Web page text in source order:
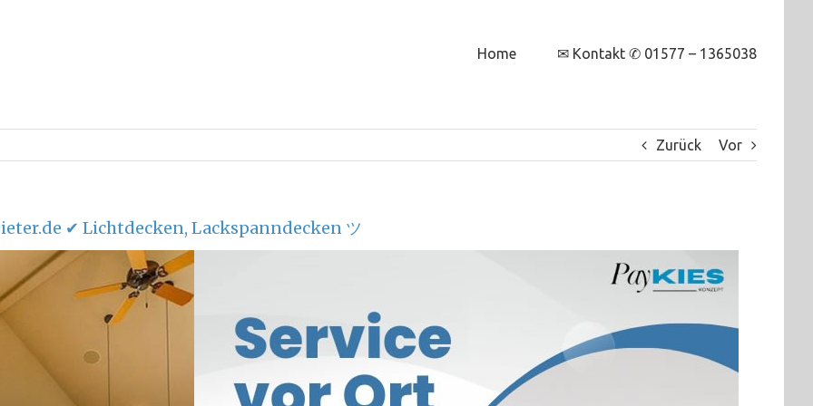
Home ✉ Kontakt ✆ 01577 – 1365038
Zurück Vor
✔ Lichtdecken, Lackspanndecken ツ